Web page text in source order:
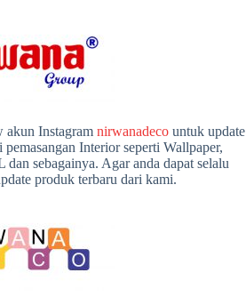
akun Instagram nirwanadeco untuk update
Interior seperti Wallpaper,
sebagainya. Agar anda dapat selalu
produk terbaru dari kami.